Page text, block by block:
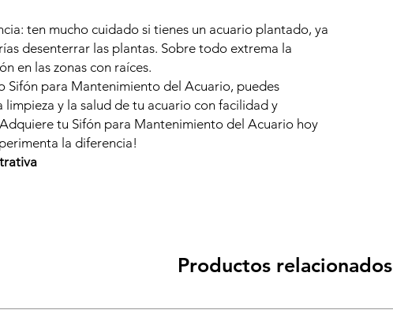
ten mucho cuidado si tienes un acuario plantado, ya
desenterrar las plantas. Sobre todo extrema la
en las zonas con raíces.
Sifón para Mantenimiento del Acuario, puedes
limpieza y la salud de tu acuario con facilidad y
tu Sifón para Mantenimiento del Acuario hoy
la diferencia!
Productos relacionados